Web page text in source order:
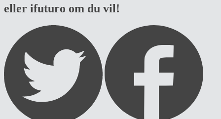
eller ifuturo om du vil!